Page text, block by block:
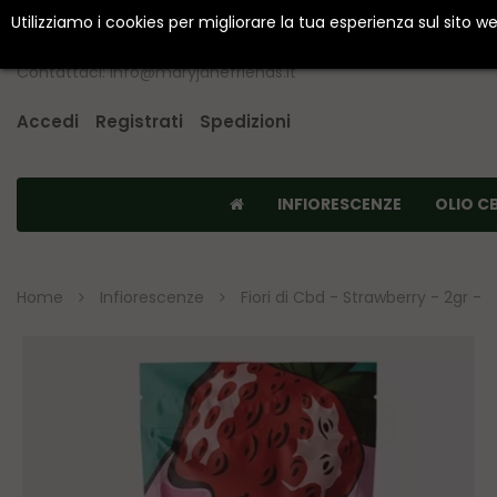
Contattaci: info@maryjanefriends.it
Accedi Registrati Spedizioni
INFIORESCENZE OLIO
Home Infiorescenze Fiori di Cbd - Strawberry - 2gr -
Utilizziamo i cookies per migliorare la tua esperienza sul sito